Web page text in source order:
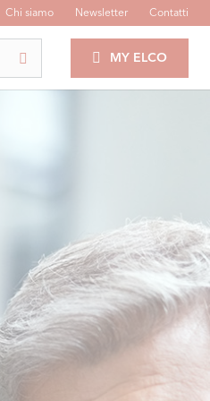
Chi siamo Newsletter Contatti
MY ELCO